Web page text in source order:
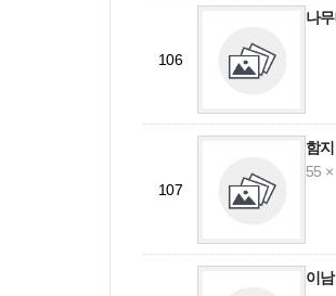
106
나
107
함
55
이